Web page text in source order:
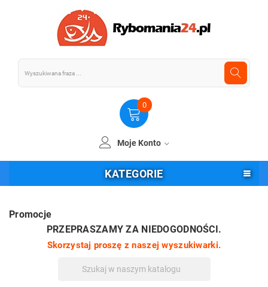
0
Moje Konto
KATEGORIE
Promocje
PRZEPRASZAMY ZA NIEDOGODNOŚCI.
Skorzystaj proszę z naszej wyszukiwarki.